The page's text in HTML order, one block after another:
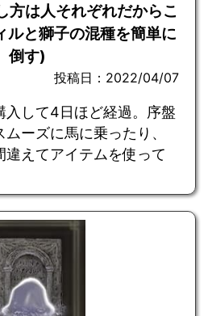
は人それぞれだからこ
ルと獅子の混種を簡単に
倒す)
投稿日：2022/04/07
入して4日ほど経過。序盤
ーズに馬に乗ったり、
えてアイテムを使って